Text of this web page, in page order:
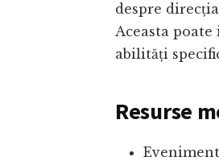
despre
Aceasta
abilități
Resurse